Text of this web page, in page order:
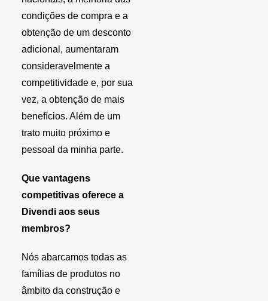
condições de compra e a
obtenção de um desconto
adicional, aumentaram
consideravelmente a
competitividade e, por sua
vez, a obtenção de mais
benefícios. Além de um
trato muito próximo e
pessoal da minha parte.
Que vantagens
competitivas oferece a
Divendi aos seus
membros?
Nós abarcamos todas as
famílias de produtos no
âmbito da construção e